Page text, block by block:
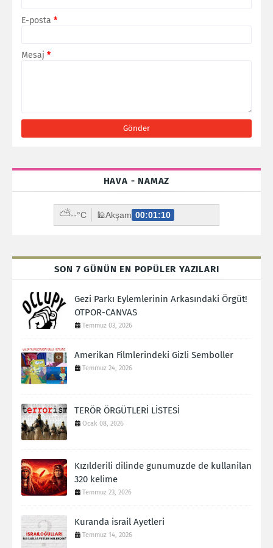
E-posta *
Mesaj *
HAVA - NAMAZ
⛅--°C 🕌Akşam 00:01:09
SON 7 GÜNÜN EN POPÜLER YAZILARI
Gezi Parkı Eylemlerinin Arkasındaki Örgüt!
OTPOR-CANVAS
Temmuz 03, 2026
Amerikan Filmlerindeki Gizli Semboller
Temmuz 24, 2026
TERÖR ÖRGÜTLERİ LİSTESİ
Ocak 08, 2026
Kızılderili dilinde gunumuzde de kullanilan
320 kelime
Temmuz 23, 2026
Kuranda israil Ayetleri
Temmuz 14, 2026